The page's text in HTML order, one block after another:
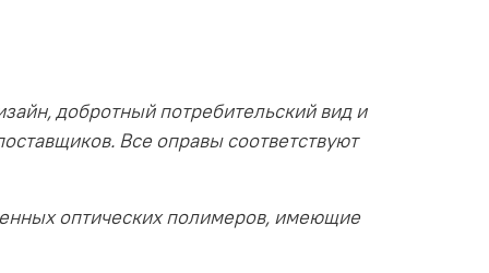
добротный потребительский вид и
Все оправы соответствуют
оптических полимеров, имеющие